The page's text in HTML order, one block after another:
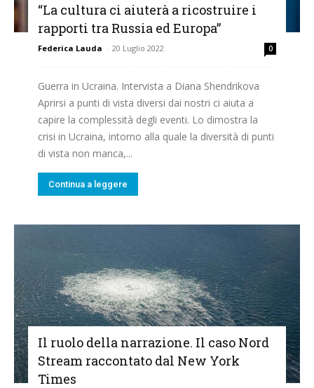
“La cultura ci aiuterà a ricostruire i
rapporti tra Russia ed Europa”
Federica Lauda - 20 Luglio 2022 0
Guerra in Ucraina. Intervista a Diana Shendrikova
Aprirsi a punti di vista diversi dai nostri ci aiuta a
capire la complessità degli eventi. Lo dimostra la
crisi in Ucraina, intorno alla quale la diversità di punti
di vista non manca,...
Continua a leggere
Il ruolo della narrazione. Il caso Nord
Stream raccontato dal New York
Times